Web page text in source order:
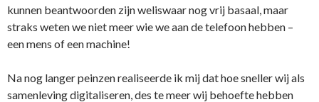
kunnen beantwoorden zijn weliswaar nog vrij basaal, maar
straks weten we niet meer wie we aan de telefoon hebben –
een mens of een machine!
Na nog langer peinzen realiseerde ik mij dat hoe sneller wij als
samenleving digitaliseren, des te meer wij behoefte hebben